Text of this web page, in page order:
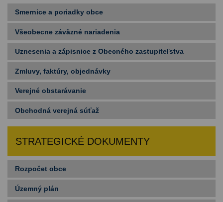
Smernice a poriadky obce
Všeobecne záväzné nariadenia
Uznesenia a zápisnice z Obecného zastupiteľstva
Zmluvy, faktúry, objednávky
Verejné obstarávanie
Obchodná verejná súťaž
STRATEGICKÉ DOKUMENTY
Rozpočet obce
Územný plán